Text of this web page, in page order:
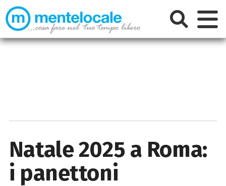
Natale 2025 a Roma:
i panettoni